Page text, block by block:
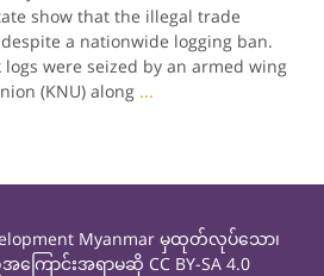
show that the illegal trade
a nationwide logging ban.
logs were seized by an armed wing
(KNU) along ...
Myanmar မှထုတ်လုပ်သော၊
ာင်းအရာမဆို CC BY-SA 4.0